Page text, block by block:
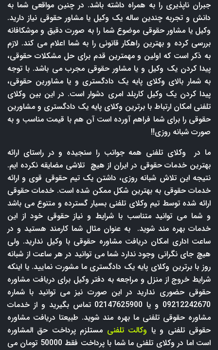
جبران ناپذیری را به همراه داشته باشد. در چنین مواقعی شما به
دانش و تجربه چندین ساله یک وکیل یا مشاور حقوقی نیاز دارید.
وکیل یا مشاور حقوقی موضوع شما را به صورت دقیق و موشکافانه
بررسی کرده و بهترین راهکار قانونی را به شما اعلام می کند. لازم
به ذکر است که اولین و مهمترین قدم برای حل مشکلات حقوقی،
پیدا کردن یک وکیل و یا مشاور حقوقی مجرب می باشد. با توجه
به شمار بالای وکلای پایه یک دادگستری و یا مشاورین حقوقی،
پیدا کردن یک وکیل کاربلد امری دشوار است. در این بین وکلای
تلفنی امکان ارتباط با برترین وکلای پایه یک دادگستری و مشاورین
حقوقی را برای شما فراهم آورده است آن هم با قیمت مناسب و به
صورت شبانه روزی!!
ما در وکلای تلفنی همه جوانب را سنجیده و در راستای ارائه
بهترین خدمات حقوقی در ایران از هیچ تلاشی مضایقه نکرده ایم.
نتیجه این تلاش شبانه روزی، داشتن یک تیم حقوقی قوی و ارائه
خدمات حقوقی به بهترین شکل ممکن شده است. خدمات حقوقی
ارائه شده توسط تیم وکلای تلفنی بسیار گسترده و متنوع می باشد
و شما می توانید متناسب با شرایط و نیاز حقوقی خود از این
خدمات بهره مند شوید. به عنوان مثال شما کارمند هستید و در
ساعت اداری امکان دریافت مشاوره حقوقی با وکیل ندارید. ولی
هیچ جای نگرانی وجود ندارد شما می توانید در هر ساعت از شبانه
روز با برترین وکلای پایه یک دادگستری ما مشورت نمایید. یا اینکه
شرایط خروج از منزل و مراجعه به دفتر وکیل برای دریافت مشاوره
حقوقی حضوری ندارید در این صورت نیز می توانید با شماره
09212242670 و یا 02147625900 تماس بگیرید و از خدمات
مشاوره حقوقی تلفنی ما بهره مند شوید. طبیعتا دریافت مشاوره
حقوقی تلفنی و یا وکالت تلفنی مستلزم پرداخت حق المشاوره
است اما در وکلای تلفنی ما شما با پرداخت فقط 50000 تومان می